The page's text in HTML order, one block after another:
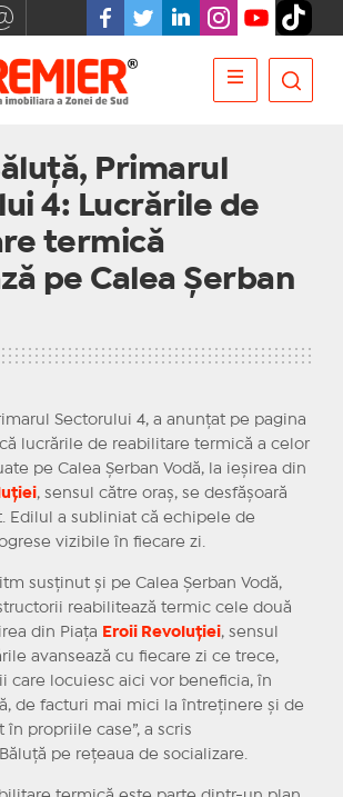
Primarul
4: Lucrările de
termică
pe Calea Șerban
Sectorului 4, a anunțat pe pagina
lucrările de reabilitare termică a celor
pe Calea Șerban Vodă, la ieșirea din
, sensul către oraș, se desfășoară
Edilul a subliniat că echipele de
vizibile în fiecare zi.
susținut și pe Calea Șerban Vodă,
reabilitează termic cele două
din Piața
Eroii Revoluției, sensul
avansează cu fiecare zi ce trece,
care locuiesc aici vor beneficia, în
de facturi mai mici la întreținere și de
propriile case”, a scris
pe rețeaua de socializare.